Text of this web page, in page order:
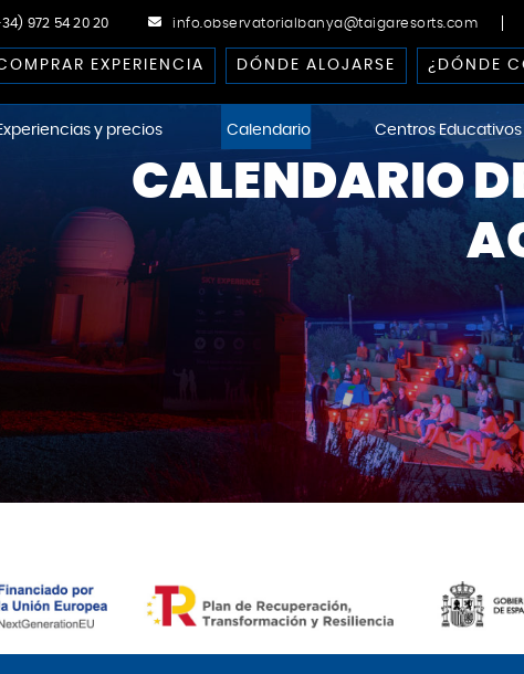
972 54 20 20 info.observatorialbanya@taigaresorts.com
EXPERIENCIA DÓNDE ALOJARSE ¿DÓNDE
Dark-
y precios Calendario Centros Educativos
CALENDARIO